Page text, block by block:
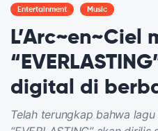
Entertainment Music
L’Arc~en~Ciel
digital di
Telah terungkap bahwa lagu